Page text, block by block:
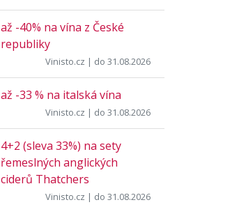
až -40% na vína z České
republiky
Vinisto.cz | do 31.08.2026
až -33 % na italská vína
Vinisto.cz | do 31.08.2026
4+2 (sleva 33%) na sety
řemeslných anglických
ciderů Thatchers
Vinisto.cz | do 31.08.2026